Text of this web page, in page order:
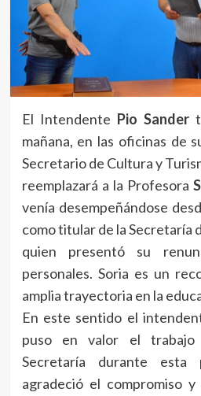
El Intendente Pio Sander
mañana, en las oficinas de
Secretario de Cultura y
reemplazará a la Profesora
venía desempeñándose
como titular de la Secretaría
quien presentó su
personales. Soria es un
amplia trayectoria en la
En este sentido el
puso en valor el trabajo
Secretaría durante
agradeció el compromiso